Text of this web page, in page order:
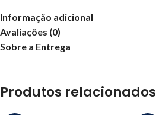
Informação adicional
Avaliações (0)
Sobre a Entrega
Produtos relacionados